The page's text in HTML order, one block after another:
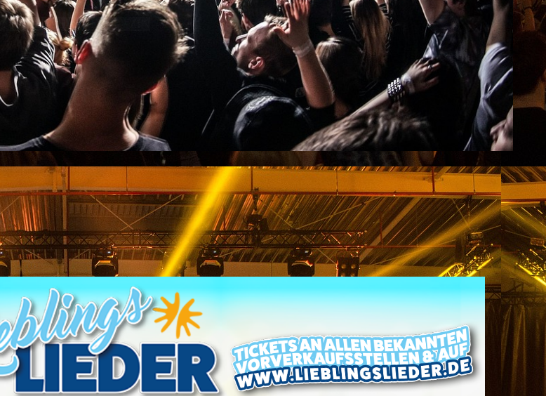
sCHLAGERSTARMAGAZIN
Event`s & Bilder